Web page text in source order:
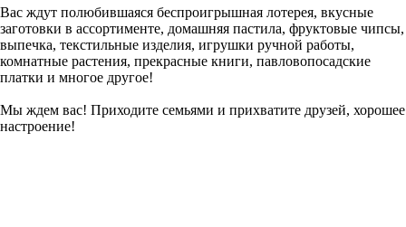
Вас ждут полюбившаяся беспроигрышная лотерея, вкусные
заготовки в ассортименте, домашняя пастила, фруктовые чипсы,
выпечка, текстильные изделия, игрушки ручной работы,
комнатные растения, прекрасные книги, павловопосадские
платки и многое другое!
Мы ждем вас! Приходите семьями и прихватите друзей, хорошее
настроение!